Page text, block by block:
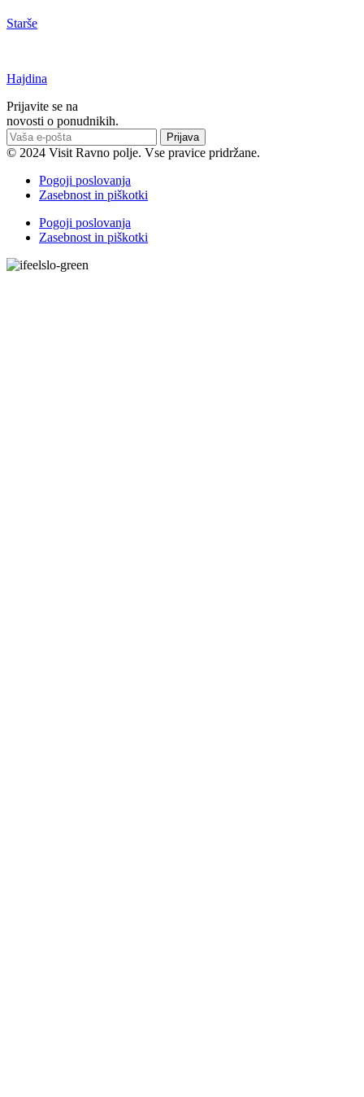
Starše
Hajdina
Prijavite se na
novosti o ponudnikih.
Prijava
© 2024 Visit Ravno polje. Vse pravice pridržane.
Pogoji poslovanja
Zasebnost in piškotki
Pogoji poslovanja
Zasebnost in piškotki